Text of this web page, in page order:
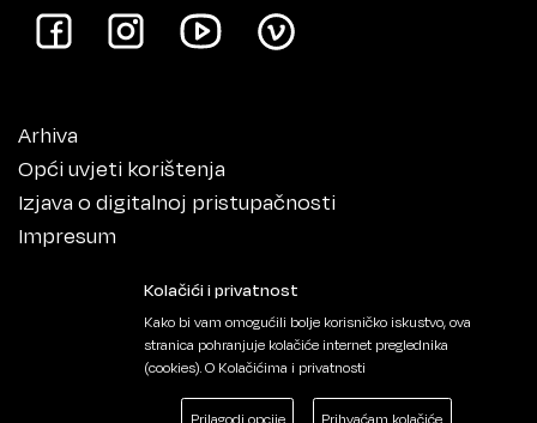
Arhiva
Opći uvjeti korištenja
Izjava o digitalnoj pristupačnosti
Impresum
Kolačići i privatnost
Kako bi vam omogućili bolje korisničko iskustvo, ova
stranica pohranjuje kolačiće internet preglednika
(cookies).O Kolačićima i privatnosti
Prilagodi opcije Prihvaćam kolačiće